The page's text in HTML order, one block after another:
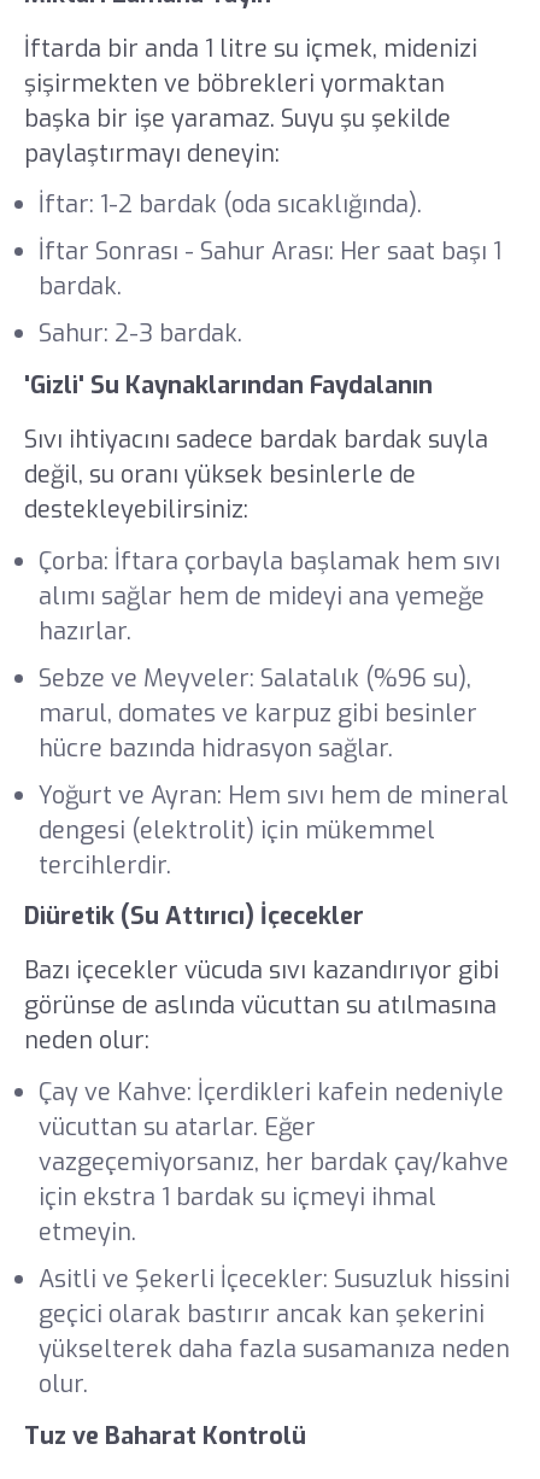
İftarda bir anda 1 litre su içmek, midenizi
şişirmekten ve böbrekleri yormaktan
başka bir işe yaramaz. Suyu şu şekilde
paylaştırmayı deneyin:
İftar: 1-2 bardak (oda sıcaklığında).
İftar Sonrası - Sahur Arası: Her saat başı 1
bardak.
Sahur: 2-3 bardak.
'Gizli' Su Kaynaklarından Faydalanın
Sıvı ihtiyacını sadece bardak bardak suyla
değil, su oranı yüksek besinlerle de
destekleyebilirsiniz:
Çorba: İftara çorbayla başlamak hem sıvı
alımı sağlar hem de mideyi ana yemeğe
hazırlar.
Sebze ve Meyveler: Salatalık (%96 su),
marul, domates ve karpuz gibi besinler
hücre bazında hidrasyon sağlar.
Yoğurt ve Ayran: Hem sıvı hem de mineral
dengesi (elektrolit) için mükemmel
tercihlerdir.
Diüretik (Su Attırıcı) İçecekler
Bazı içecekler vücuda sıvı kazandırıyor gibi
görünse de aslında vücuttan su atılmasına
neden olur:
Çay ve Kahve: İçerdikleri kafein nedeniyle
vücuttan su atarlar. Eğer
vazgeçemiyorsanız, her bardak çay/kahve
için ekstra 1 bardak su içmeyi ihmal
etmeyin.
Asitli ve Şekerli İçecekler: Susuzluk hissini
geçici olarak bastırır ancak kan şekerini
yükselterek daha fazla susamanıza neden
olur.
Tuz ve Baharat Kontrolü